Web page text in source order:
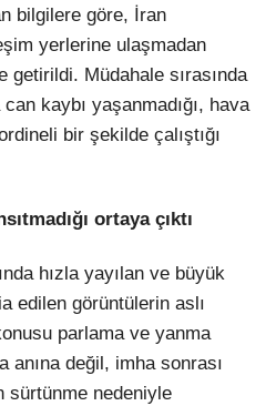
bilgilere göre, İran
yerlerine ulaşmadan
Müdahale sırasında
kaybı yaşanmadığı, hava
bir şekilde çalıştığı
ortaya çıktı
hızla yayılan ve büyük
edilen görüntülerin aslı
parlama ve yanma
anına değil, imha sonrası
sürtünme nedeniyle